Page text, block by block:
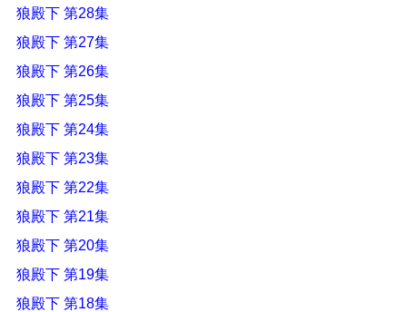
狼殿下 第28集
狼殿下 第27集
狼殿下 第26集
狼殿下 第25集
狼殿下 第24集
狼殿下 第23集
狼殿下 第22集
狼殿下 第21集
狼殿下 第20集
狼殿下 第19集
狼殿下 第18集